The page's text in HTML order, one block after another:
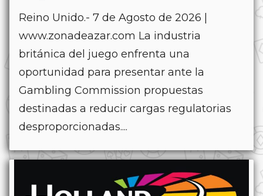
Reino Unido.- 7 de Agosto de 2026 |
www.zonadeazar.com La industria
británica del juego enfrenta una
oportunidad para presentar ante la
Gambling Commission propuestas
destinadas a reducir cargas regulatorias
desproporcionadas....